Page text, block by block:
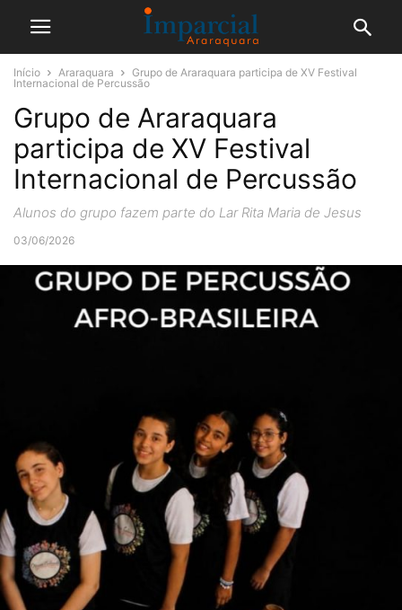
Início Araraquara
Grupo de Araraquara participa de XV Festival
Internacional de Percussão
Grupo de Araraquara
participa de XV Festival
Internacional de Percussão
Alunos do grupo fazem parte do Lar Rita Maria de Jesus
03/06/2026